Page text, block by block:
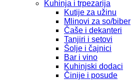
Kuhinja i trpezarija
Kutije za užinu
Mlinovi za so/biber
Čaše i dekanteri
Tanjiri i setovi
Šolje i čajnici
Bar i vino
Kuhinjski dodaci
Činije i posude